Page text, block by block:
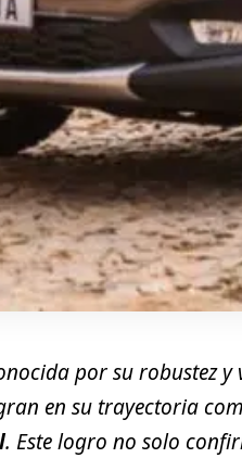
por su robustez
en su trayectoria
. Este logro no solo